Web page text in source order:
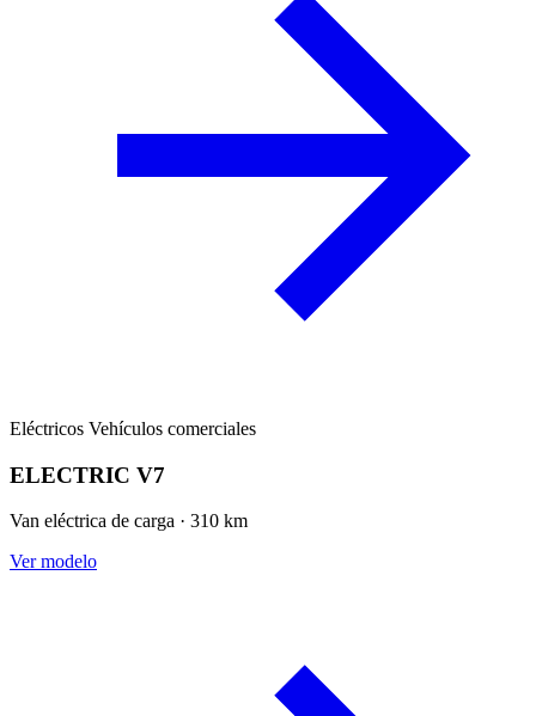
Eléctricos Vehículos comerciales
ELECTRIC V7
Van eléctrica de carga · 310 km
Ver modelo